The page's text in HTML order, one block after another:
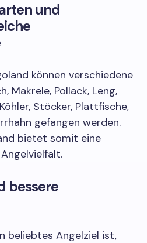
und
können verschiedene
Makrele, Pollack, Leng,
Stöcker, Plattfische,
gefangen werden.
bietet somit eine
bessere
beliebtes Angelziel ist,